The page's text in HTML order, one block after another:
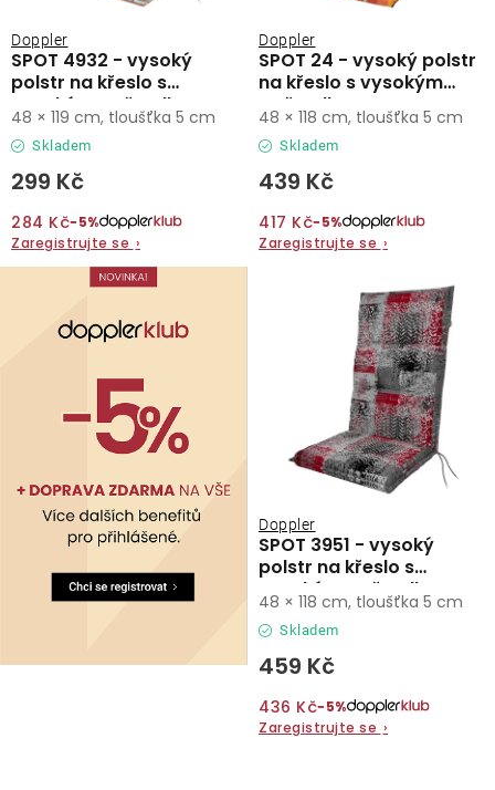
ů
SPOT 4932 - vysoký
polstr na křeslo s
vysokým opěradlem
Doppler
Skladem
299 Kč
284 Kč−5%
Zaregistrujte se ›
48 × 119 cm, tloušťka 5 cm
SPOT 24 - vysoký polstr
na křeslo s vysokým
opěradlem
Doppler
Skladem
439 Kč
417 Kč−5%
Zaregistrujte se ›
48 × 118 cm, tloušťka 5 cm
SPOT 3951 - vysoký
polstr na křeslo s
vysokým opěradlem
Doppler
Skladem
459 Kč
436 Kč−5%
Zaregistrujte se ›
48 × 118 cm, tloušťka 5 cm